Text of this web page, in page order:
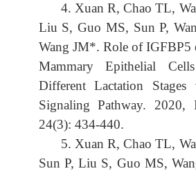
4. Xuan R, Chao TL,
Liu S, Guo MS, Sun P,
Wang JM*. Role of IGFBP5
Mammary Epithelial
Different Lactation
Signaling Pathway.
24(3): 434-440.
5. Xuan R, Chao TL,
Sun P, Liu S, Guo MS,